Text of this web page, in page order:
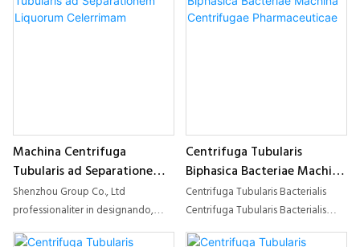
Machina Centrifuga
Tubularis ad Separationem
Liquorum Celerrimam
Shenzhou Group Co., Ltd
professionaliter in designando,
fabricando, vendiendo et
Centrifuga Tubularis
Biphasica Bacteriae Machina
Centrifugae
Pharmaceuticae
Centrifuga Tubularis Bacterialis
Centrifuga Tubularis Bacterialis
cum Functione Refrigerandi et